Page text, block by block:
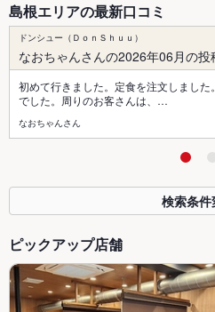
島根エリアの最新口コミ
ドンシュー（ＤｏｎＳｈｕｕ）
なおちゃんさんの2026年06月の投
初めて行きました。定食を注文しまし
でした。周りのお客さんは、…
なおちゃんさん
検索条件
ピックアップ店舗